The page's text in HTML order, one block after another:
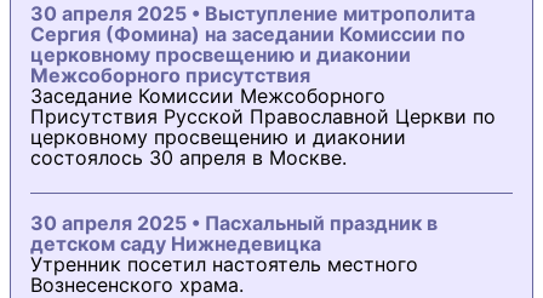
30 апреля 2025 • Выступление митрополита
Сергия (Фомина) на заседании Комиссии по
церковному просвещению и диаконии
Межсоборного присутствия
Заседание Комиссии Межсоборного
Присутствия Русской Православной Церкви по
церковному просвещению и диаконии
состоялось 30 апреля в Москве.
30 апреля 2025 • Пасхальный праздник в
детском саду Нижнедевицка
Утренник посетил настоятель местного
Вознесенского храма.